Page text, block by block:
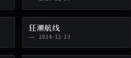
狂潮航线
2024-12-13